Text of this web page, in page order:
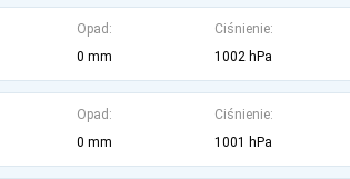
Opad:
0 mm
Ciśnienie:
1002 hPa
Opad:
0 mm
Ciśnienie:
1001 hPa